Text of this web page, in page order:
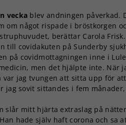
vecka blev andningen påverkad.
om något rispade i bröstkorgen
berättar Carola Frisk.
till covidakuten på Sunderby
på covidmottagningen inne i
men det hjälpte inte. När
var jag tvungen att sitta upp för
jag sovit sittandes i fem
slår mitt hjärta extraslag på
hade själv haft corona och sa